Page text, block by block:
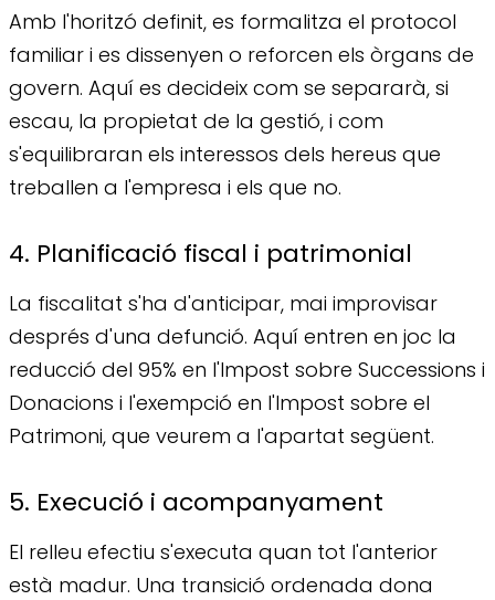
Amb l'horitzó definit, es formalitza el protocol
familiar i es dissenyen o reforcen els òrgans de
govern. Aquí es decideix com se separarà, si
escau, la propietat de la gestió, i com
s'equilibraran els interessos dels hereus que
treballen a l'empresa i els que no.
4. Planificació fiscal i patrimonial
La fiscalitat s'ha d'anticipar, mai improvisar
després d'una defunció. Aquí entren en joc la
reducció del 95% en l'Impost sobre Successions i
Donacions i l'exempció en l'Impost sobre el
Patrimoni, que veurem a l'apartat següent.
5. Execució i acompanyament
El relleu efectiu s'executa quan tot l'anterior
està madur. Una transició ordenada dona